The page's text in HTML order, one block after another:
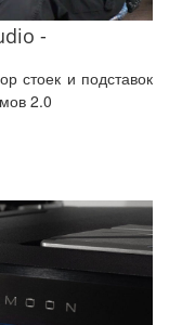
-
стоек и подставок
2.0